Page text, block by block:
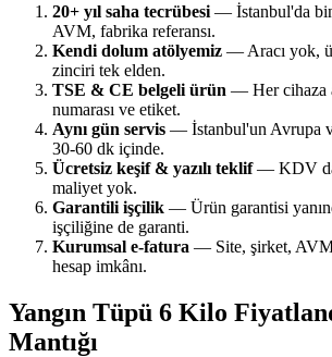
20+ yıl saha tecrübesi — İstanbul'da
AVM, fabrika referansı.
Kendi dolum atölyemiz — Aracı yok,
zinciri tek elden.
TSE & CE belgeli ürün — Her cihaza
numarası ve etiket.
Aynı gün servis — İstanbul'un Avrupa
30-60 dk içinde.
Ücretsiz keşif & yazılı teklif— KDV
maliyet yok.
Garantili işçilik — Ürün garantisi
işçiliğine de garanti.
Kurumsal e-fatura — Site, şirket,
hesap imkânı.
Yangın Tüpü 6 Kilo
Mantığı